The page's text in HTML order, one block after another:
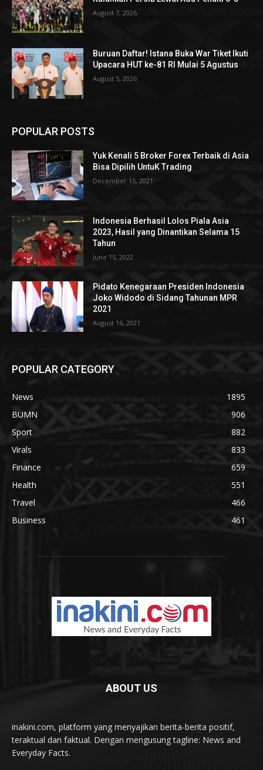
August 7, 2026
Buruan Daftar! Istana Buka War Tiket Ikuti
Upacara HUT ke-81 RI Mulai 5 Agustus
August 5, 2026
POPULAR POSTS
Yuk Kenali 5 Broker Forex Terbaik di Asia
Bisa Dipilih UntuK Trading
December 15, 2021
Indonesia Berhasil Lolos Piala Asia
2023, Hasil yang Dinantikan Selama 15
Tahun
June 15, 2022
Pidato Kenegaraan Presiden Indonesia
Joko Widodo di Sidang Tahunan MPR
2021
August 16, 2021
POPULAR CATEGORY
News
1895
BUMN
906
Sport
882
Virals
833
Finance
659
Health
551
Travel
466
Business
461
ABOUT US
inakini.com, platform yang menyajikan berita-berita positif,
teraktual dan faktual. Dengan mengusung tagline: News and
Everyday Facts.